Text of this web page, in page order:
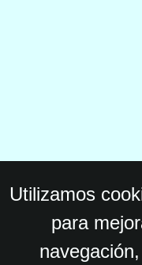
Utilizamos
para